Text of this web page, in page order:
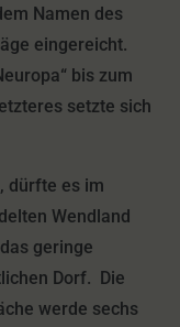
Namen des
eingereicht.
bis zum
setzte sich
dürfte es im
Wendland
geringe
Dorf. Die
werde sechs